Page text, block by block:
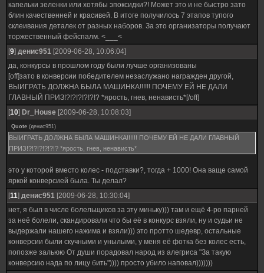
капельки зеленки или хотябы эпоксидки?! Может это и не быстро зато
блин качественней и красивей. В итоге получилось 7 этапов тупого
склеивания деталек от разных наборов. За это организаторы получают
торжественный фейспалм. <___<
[9] денис951 [2009-06-28, 10:06:04]
да, конкурсы в прошлом году были лучше организованы
[off]зато в конверсии победителем незаслужано награжден другой,
ВЫИГРАТЬ ДОЛЖНА БЫЛА МАШИНКА!!!!!! ПОЧЕМУ ЕЙ НЕ ДАЛИ
ГЛАВНЫЙ ПРИЗ!?!?!?!?!?!? *ярость, гнев, ненависть*[/off]
[10] Dr_House [2009-06-28, 10:08:03]
Quote (денис951)
ВЫИГРАТЬ ДОЛЖНА БЫЛА МАШИНКА!!!!!! ПОЧЕМУ ЕЙ НЕ ДАЛИ ГЛАВНЫЙ
ПРИЗ!?!?!?!?!?!? *ярость, гнев, ненависть*
это у которой вместо колес - подставки?, тогда + 1000! Она ваще самой
яркой конверсией была. Ты делал?
[11] денис951 [2009-06-28, 10:30:04]
нет, я был в числе болельщиков за эту миньку))) там и ещё 4-ро парней
за неё болели, скандировали что бы её в конкурс взяли, ну и судьи не
выдержали нашего нажима и взяли))) это протто шедевр, остальные
конверсии были скучными и унылыми, у меня её фотка без колес есть,
попозже зальюю От души порадовал народ из алегриса "За такую
конверсию нада по лицу бить")))) просто убило наповал)))))))